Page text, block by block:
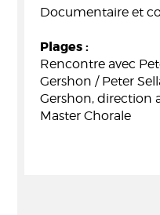
Documentaire et
Plages :
Rencontre avec
Gershon / Peter
Gershon, direction
Master Chorale